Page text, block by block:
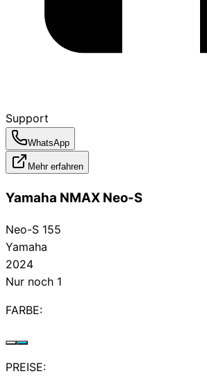
Support
WhatsApp
Mehr erfahren
Yamaha NMAX Neo‑S
Neo-S 155
Yamaha
2024
Nur noch 1
FARBE:
PREISE: